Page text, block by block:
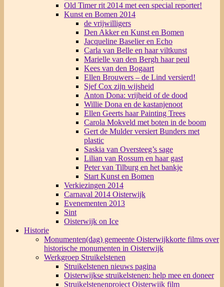
Old Timer rit 2014 met een special reporter!
Kunst en Bomen 2014
de vrijwilligers
Den Akker en Kunst en Bomen
Jacqueline Baselier en Echo
Carla van Belle en haar viltkunst
Marielle van den Bergh haar peul
Kees van den Bogaart
Ellen Brouwers – de Lind versierd!
Sjef Cox zijn wijsheid
Anton Dona: vrijheid of de dood
Willie Dona en de kastanjenoot
Ellen Geerts haar Painting Trees
Carola Mokveld met boten in de boom
Gert de Mulder versiert Bunders met
plastic
Saskia van Oversteeg’s sage
Lilian van Rossum en haar gast
Peter van Tilburg en het bankje
Start Kunst en Bomen
Verkiezingen 2014
Carnaval 2014 Oisterwijk
Evenementen 2013
Sint
Oisterwijk on Ice
Historie
Monumenten(dag) gemeente Oisterwijkkorte films over
historische monumenten in Oisterwijk
Werkgroep Struikelstenen
Struikelstenen nieuws pagina
Oisterwijkse struikelstenen: help mee en doneer
Struikelstenenproject Oisterwijk film